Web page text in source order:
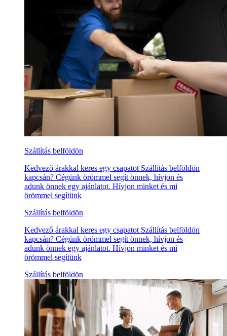
Szállítás belföldön
Kedvező árakkal keres egy csapatot Szállítás belföldön
kapcsán? Cégünk örömmel segít önnek, hívjon és
adunk önnek egy ajánlatot. Hívjon minket és mi
örömmel segítünk
Szállítás belföldön
Kedvező árakkal keres egy csapatot Szállítás belföldön
kapcsán? Cégünk örömmel segít önnek, hívjon és
adunk önnek egy ajánlatot. Hívjon minket és mi
örömmel segítünk
Szállítás belföldön